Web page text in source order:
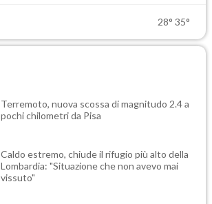
28° 35°
Terremoto, nuova scossa di magnitudo 2.4 a
pochi chilometri da Pisa
Caldo estremo, chiude il rifugio più alto della
Lombardia: "Situazione che non avevo mai
vissuto"